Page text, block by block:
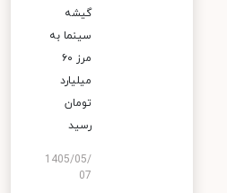
گیشه
سینما به
مرز ۶۰
میلیارد
تومان
رسید
1405/05/
07